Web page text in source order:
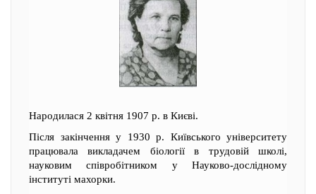
Народилася 2 квітня 1907 р. в Києві.
Після закінчення у 1930 р. Київського університету
працювала викладачем біології в трудовій школі,
науковим співробітником у Науково-дослідному
інституті махорки.